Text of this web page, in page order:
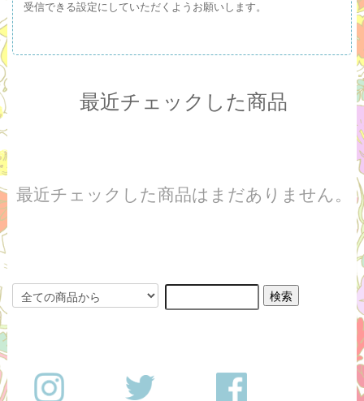
受信できる設定にしていただくようお願いします。
最近チェックした商品
最近チェックした商品はまだありません。